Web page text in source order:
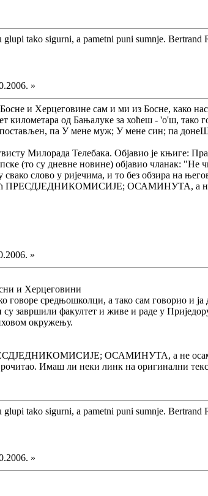
tako sigurni, a pametni puni sumnje. Bertrand
»
и Херцеговине сам и ми из Босне, како
километара од Бањалуке за хоћеш - 'о'ш,
па У мене муж; У мене син; па
Милорада Телебака. Објавио је књиге:
(то су дневне новине) објавио чланак:
свако слово у ријечима, и то без обзира на
ПРЕСДЈЕДНИКОМИСИЈЕ; ОСАМИНУТА, а не
»
и Херцеговини
говоре средњошколци, а тако сам говорио и
су завршили факултет и живе и раде у
окружењу.
ОСАМИНУТА, а не
Имаш ли неки линк на оригинални
tako sigurni, a pametni puni sumnje. Bertrand
»